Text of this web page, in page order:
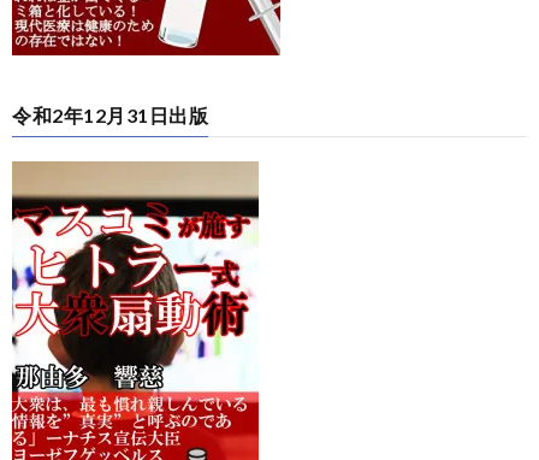
令和2年12月31日出版